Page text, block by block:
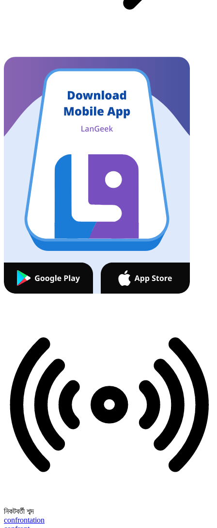
নিকটবর্তী শব্দ
confrontation